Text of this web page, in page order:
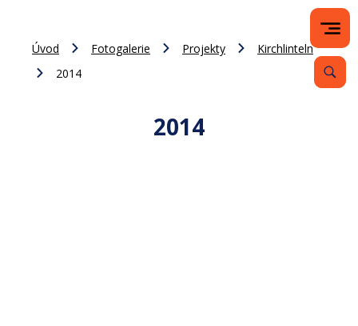
Úvod Fotogalerie Projekty
Kirchlinteln
2014
2014